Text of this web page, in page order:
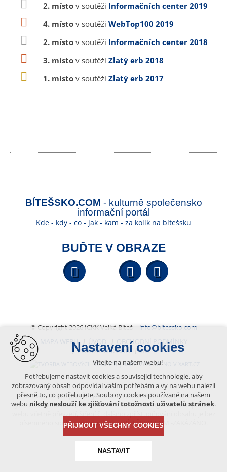
2. místo v soutěži Informačních center 2019
4. místo v soutěži WebTop100 2019
2. místo v soutěži Informačních center 2018
3. místo v soutěži Zlatý erb 2018
1. místo v soutěži Zlatý erb 2017
BÍTEŠSKO.COM - kulturně společensko
informační portál
Kde - kdy - co - jak - kam - za kolik na bítešsku
BUĎTE V OBRAZE
Facebook YouTube
© Copyright 2026 ICKK Velká Bíteš | info@bitessko.com
MAPA WEBU
ÚVOD
OBCHODNÍ PODMÍNKY
PORTÁL OBČANA
GIS
VYTVOŘENO V XART.CZ
Obsah tohoto portálu je chráněn autorským právem, které
vykonává vydavatel. Jakékoliv užití článků a fotografií z této podoby
písemného souhlasu vydavatele – BÍTEŠSKO.COM -ZAKÁZÁNO.
Nastavení cookies
Vítejte na našem webu!
Potřebujeme nastavit cookies a související technologie, aby
zobrazovaný obsah odpovídal vašim potřebám a vy na webu nalezli
přesně to, co potřebujete. Soubory cookies používané na našem
webu nikdy neslouží ke zjišťování totožnosti uživatelů stránek.
PŘIJMOUT VŠECHNY COOKIES
NASTAVIT